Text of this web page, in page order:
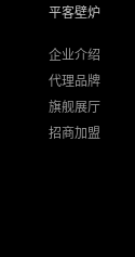
平客壁炉
企业介绍
代理品牌
旗舰展厅
招商加盟